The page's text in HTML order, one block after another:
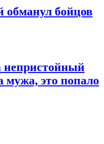
бойцов
непристойный
мужа, это попало